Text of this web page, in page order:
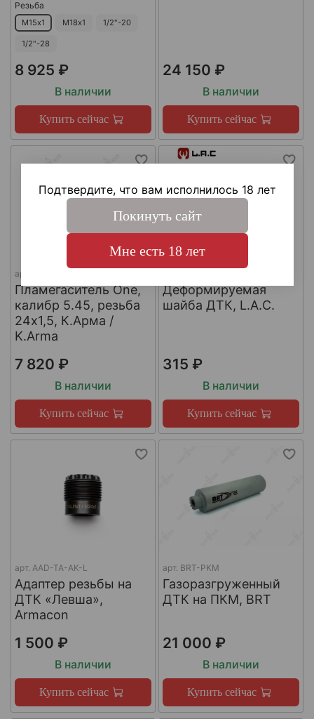
Резьба
М15х1 М18х1 1/2"-20
1/2"-28
8 925 ₽
В наличии
Купить сейчас
24 150 ₽
В наличии
Купить сейчас
арт.
Пламегаситель One,
калибр 5.45, резьба
24х1,5, К.Арма /
K.Arma
7 820 ₽
В наличии
Купить сейчас
Деформируемая
шайба ДТК, L.A.C.
315 ₽
В наличии
Купить сейчас
арт. AAD-TA-AK-L
Адаптер резьбы на
ДТК «Левша»,
Armacon
1 500 ₽
В наличии
Купить сейчас
арт. BRT-PKM
Газоразгруженный
ДТК на ПКМ, BRT
21 000 ₽
В наличии
Купить сейчас
Подтвердите, что вам исполнилось 18 лет
Покинуть сайт
Мне есть 18 лет